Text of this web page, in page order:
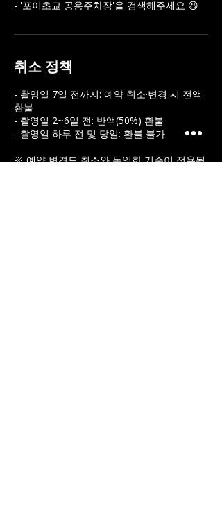
취소 정책
- 촬영일 7일 전까지: 예약 취소·변경 시 전액
환불
- 촬영일 2~6일 전: 반액(50%) 환불
- 촬영일 하루 전 및 당일: 환불 불가
※ 예약 변경도 취소와 동일한 기준이 적용됩